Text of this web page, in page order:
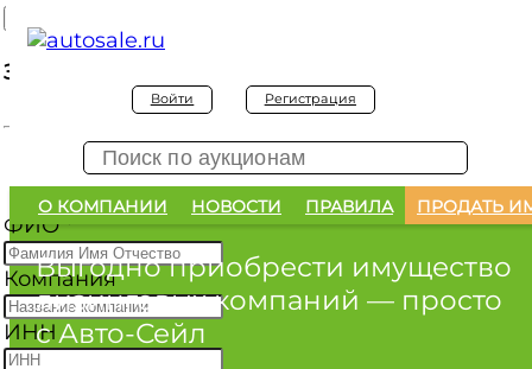
Войти Регистрация
О КОМПАНИИ НОВОСТИ ПРАВИЛА ПРОДАТЬ
Выгодно приобрести имущество
лизинговых компаний — просто
с Авто-Сейл
Заявка на покупку
Заявка на покупку изъятого а/м
ФИО*
Компания
ИНН